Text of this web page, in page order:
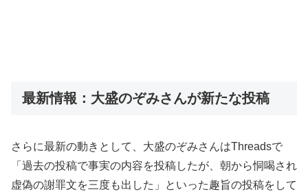
最新情報：大盛のぞみさんが新たな投稿
さらに最新の動きとして、大盛のぞみさんはThreadsで
「過去の投稿で事実の内容を投稿したが、朝から恫喝され
虚偽の謝罪文を三度も出した」といった趣旨の投稿をして